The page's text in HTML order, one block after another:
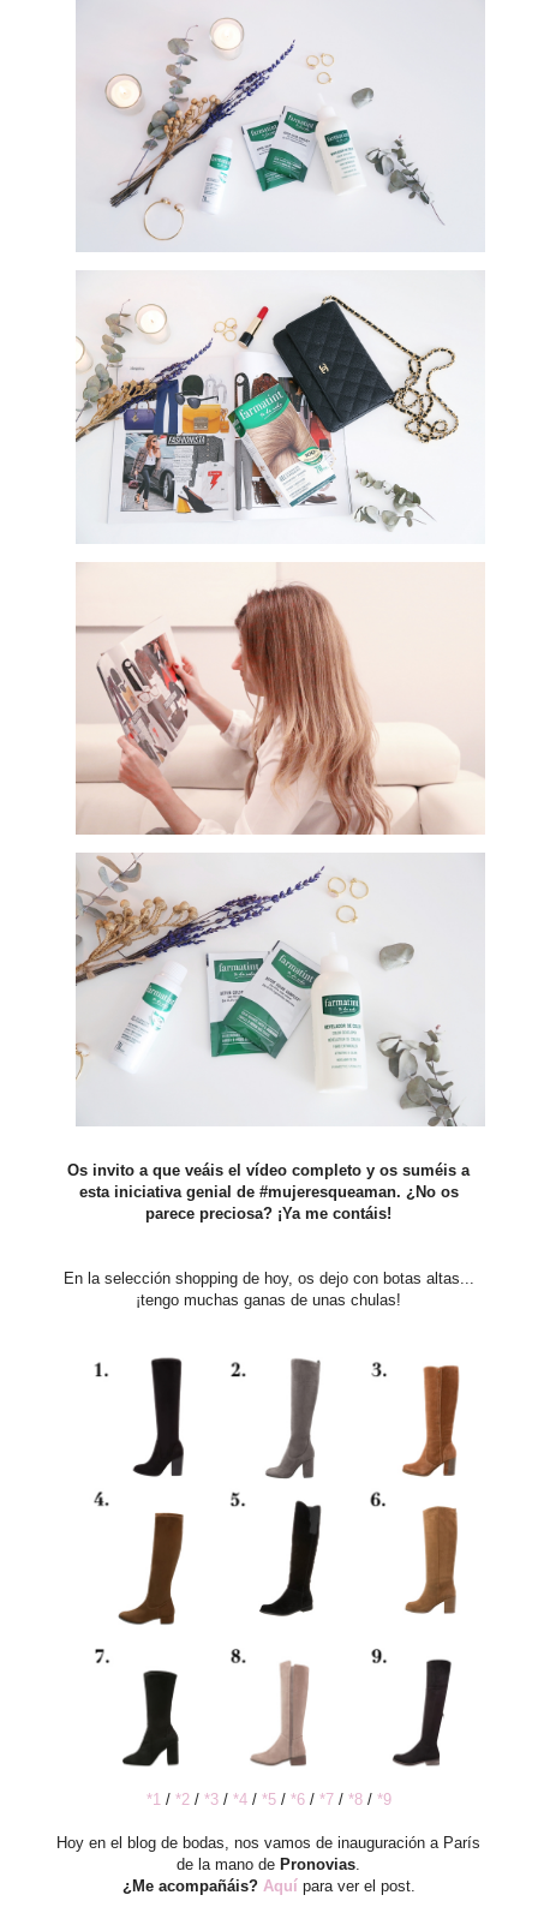
Os invito a que veáis el vídeo completo y os suméis a
esta iniciativa genial de #mujeresqueaman. ¿No os
parece preciosa? ¡Ya me contáis!
En la selección shopping de hoy, os dejo con botas altas...
¡tengo muchas ganas de unas chulas!
*1/ *2/ *3/ *4/ *5/ *6/ *7/ *8 / *9
Hoy en el blog de bodas, nos vamos de inauguración a París
de la mano de Pronovias.
¿Me acompañáis? Aquí para ver el post.